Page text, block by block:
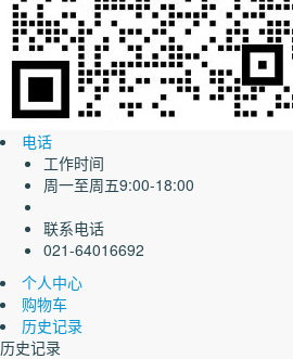
电话
工作时间
周一至周五9:00-18:00
联系电话
021-64016692
个人中心
购物车
历史记录
历史记录